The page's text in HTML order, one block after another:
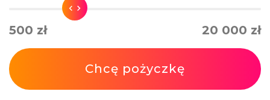
500 zł 20 000 zł
Chcę pożyczkę